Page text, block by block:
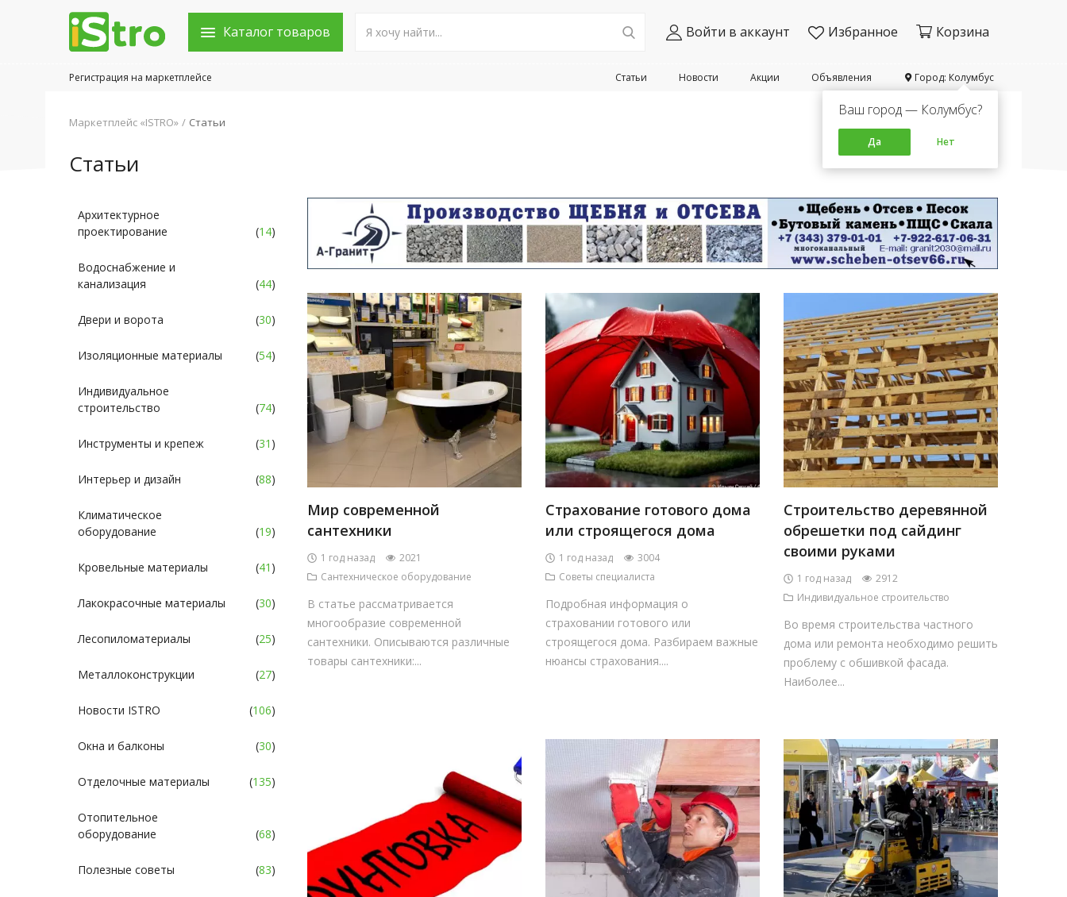
Каталог товаров Войти в аккаунт Избранное Корзина
Город: Колумбус
Ваш город — Колумбус?
Да Нет
Объявления
Акции
Новости
Статьи
Регистрация на маркетплейсе
Объявления
Город: Колумбус
Маркетплейс «ISTRO» Статьи
Статьи
Архитектурное
проектирование
(14)
Водоснабжение и
канализация
(44)
Двери и ворота (30)
Изоляционные материалы (54)
Индивидуальное
строительство
(74)
Инструменты и крепеж (31 )
Интерьер и дизайн (88)
Климатическое
оборудование
(19)
Кровельные материалы (41 )
Лакокрасочные материалы (30)
Лесопиломатериалы (25)
Металлоконструкции (27)
Новости ISTRO (106)
Окна и балконы (30)
Отделочные материалы (135)
Отопительное
оборудование
(68)
Полезные советы (83)
Мир современной
сантехники
1 год назад
2021
Сантехническое оборудование
В статье рассматривается
многообразие современной
сантехники. Описываются различные
товары сантехники:...
Страхование готового дома
или строящегося дома
1 год назад
3004
Советы специалиста
Подробная информация о
страховании готового или
строящегося дома. Разбираем важные
нюансы страхования....
Строительство деревянной
обрешетки под сайдинг
своими руками
1 год назад
2912
Индивидуальное строительство
Во время строительства частного
дома или ремонта необходимо решить
проблему с обшивкой фасада.
Наиболее...